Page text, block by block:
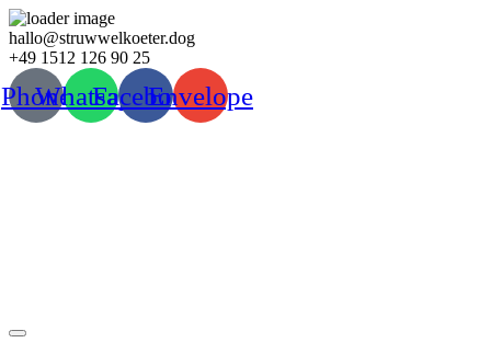
Zum
Inhalt
wechseln
hallo@struwwelkoeter.dog
+49 1512 126 90 25
PhoneWhatsappFacebookEnvelope